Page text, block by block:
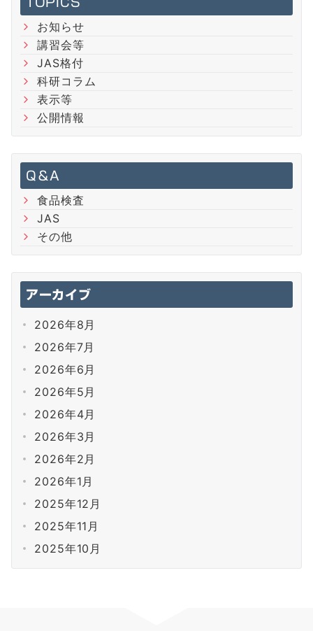
お知らせ
講習会等
JAS格付
科研コラム
表示等
公開情報
Q＆A
食品検査
JAS
その他
アーカイブ
2026年8月
2026年7月
2026年6月
2026年5月
2026年4月
2026年3月
2026年2月
2026年1月
2025年12月
2025年11月
2025年10月